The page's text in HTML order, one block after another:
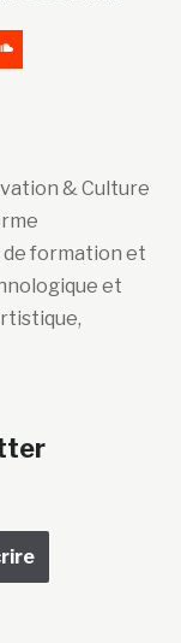
de formation et
et